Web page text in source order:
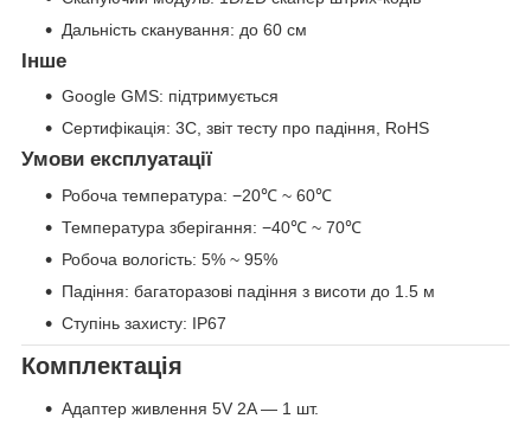
Дальність сканування: до 60 см
Інше
Google GMS: підтримується
Сертифікація: 3C, звіт тесту про падіння, RoHS
Умови експлуатації
Робоча температура: −20℃ ~ 60℃
Температура зберігання: −40℃ ~ 70℃
Робоча вологість: 5% ~ 95%
Падіння: багаторазові падіння з висоти до 1.5 м
Ступінь захисту: IP67
Комплектація
Адаптер живлення 5V 2A — 1 шт.